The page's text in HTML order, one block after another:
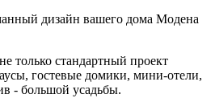
только стандартный проект
гостевые домики, мини-отели,
- большой усадьбы.